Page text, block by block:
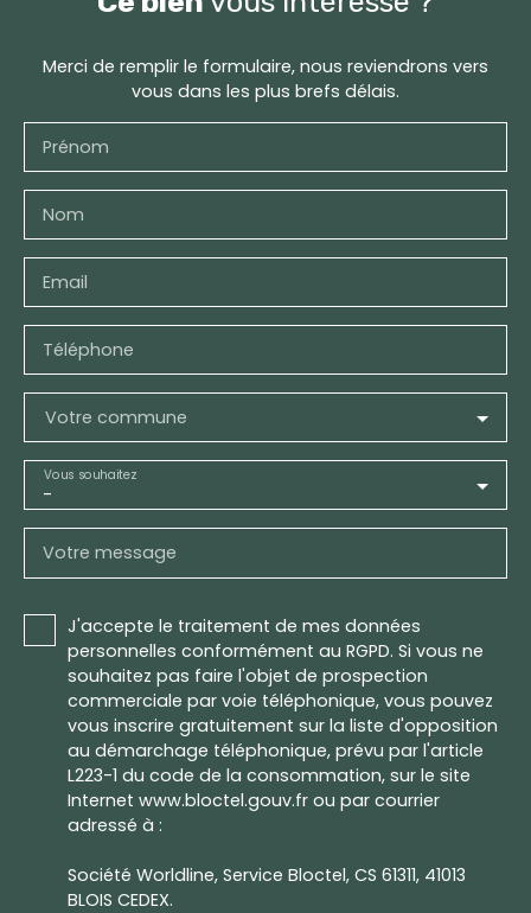
Merci de remplir le formulaire, nous reviendrons vers
vous dans les plus brefs délais.
Prénom
Nom
Email
Téléphone
Votre commune
-
Vous souhaitez
Votre message
J'accepte le traitement de mes données
personnelles conformément au RGPD. Si vous ne
souhaitez pas faire l'objet de prospection
commerciale par voie téléphonique, vous pouvez
vous inscrire gratuitement sur la liste d'opposition
au démarchage téléphonique, prévu par l'article
L223-1 du code de la consommation, sur le site
Internet www.bloctel.gouv.fr ou par courrier
adressé à :
Société Worldline, Service Bloctel, CS 61311, 41013
BLOIS CEDEX.